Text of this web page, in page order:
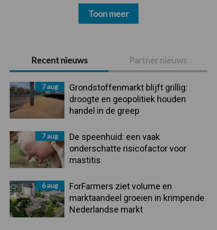
Primaire
Sidebar
Recent nieuws Partner nieuws
7 aug
Grondstoffenmarkt blijft grillig:
droogte en geopolitiek houden
handel in de greep
7 aug
De speenhuid: een vaak
onderschatte risicofactor voor
mastitis
6 aug
ForFarmers ziet volume en
marktaandeel groeien in krimpende
Nederlandse markt
Toon meer